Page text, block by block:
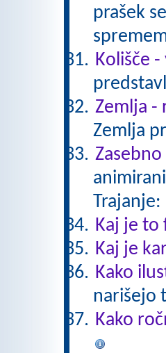
prašek
Kolišče
Zemlja -
Zemlja
Kaj je to
Kaj je
Kako
narišejo
Kako